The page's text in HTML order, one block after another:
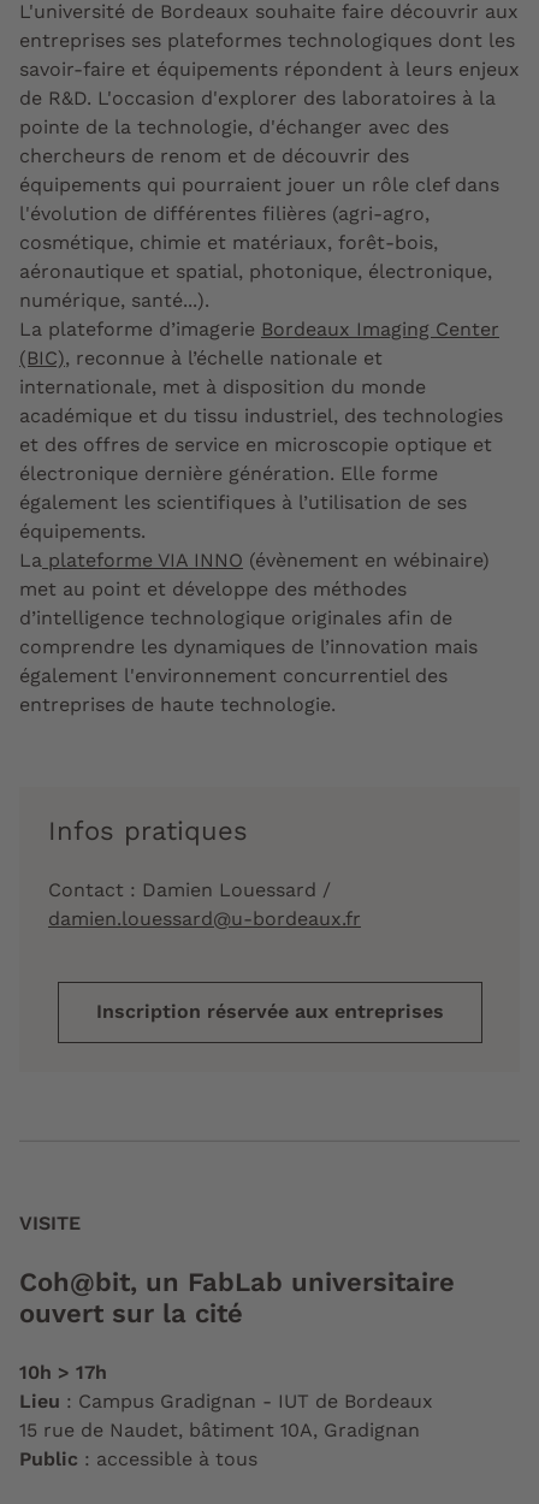
L'université de Bordeaux souhaite faire découvrir aux
entreprises ses plateformes technologiques dont les
savoir-faire et équipements répondent à leurs enjeux
de R&D. L'occasion d'explorer des laboratoires à la
pointe de la technologie, d'échanger avec des
chercheurs de renom et de découvrir des
équipements qui pourraient jouer un rôle clef dans
l'évolution de différentes filières (agri-agro,
cosmétique, chimie et matériaux, forêt-bois,
aéronautique et spatial, photonique, électronique,
numérique, santé...).
La plateforme d’imagerie Bordeaux Imaging Center
(BIC), reconnue à l’échelle nationale et
internationale, met à disposition du monde
académique et du tissu industriel, des technologies
et des offres de service en microscopie optique et
électronique dernière génération. Elle forme
également les scientifiques à l’utilisation de ses
équipements.
La plateforme VIA INNO (évènement en wébinaire)
met au point et développe des méthodes
d’intelligence technologique originales afin de
comprendre les dynamiques de l’innovation mais
également l'environnement concurrentiel des
entreprises de haute technologie.
Infos pratiques
Contact : Damien Louessard /
damien.louessard@u-bordeaux.fr
Inscription réservée aux entreprises
VISITE
Coh@bit, un FabLab universitaire
ouvert sur la cité
10h > 17h
Lieu : Campus Gradignan - IUT de Bordeaux
15 rue de Naudet, bâtiment 10A, Gradignan
Public : accessible à tous